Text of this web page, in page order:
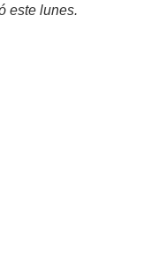
este lunes.